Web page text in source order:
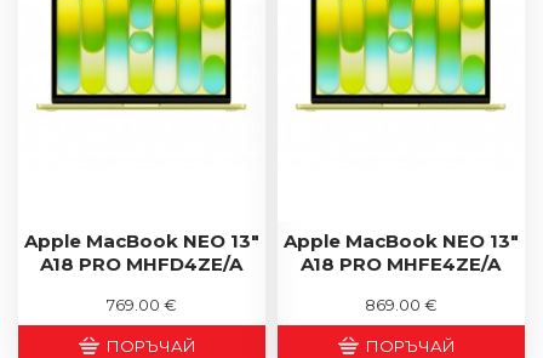
Apple MacBook NEO 13"
A18 PRO MHFD4ZE/A
769.00 €
ПОРЪЧАЙ
Apple MacBook NEO 13"
A18 PRO MHFE4ZE/A
869.00 €
ПОРЪЧАЙ